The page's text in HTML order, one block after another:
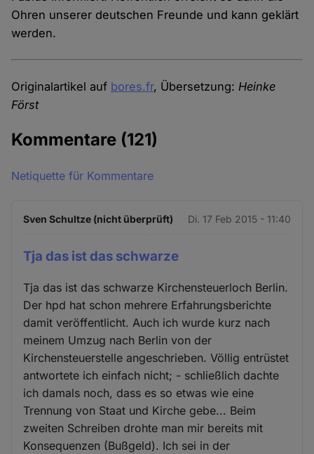
Ohren unserer deutschen Freunde und kann geklärt
werden.
Originalartikel auf bores.fr, Übersetzung: Heinke
Först
Kommentare (121)
Netiquette für Kommentare
Sven Schultze (nicht überprüft) Di. 17 Feb 2015 - 11:40
Tja das ist das schwarze
Tja das ist das schwarze Kirchensteuerloch Berlin.
Der hpd hat schon mehrere Erfahrungsberichte
damit veröffentlicht. Auch ich wurde kurz nach
meinem Umzug nach Berlin von der
Kirchensteuerstelle angeschrieben. Völlig entrüstet
antwortete ich einfach nicht; - schließlich dachte
ich damals noch, dass es so etwas wie eine
Trennung von Staat und Kirche gebe... Beim
zweiten Schreiben drohte man mir bereits mit
Konsequenzen (Bußgeld). Ich sei in der